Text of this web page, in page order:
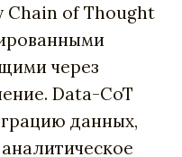
Chain of Thought
через
Data-CoT
данных,